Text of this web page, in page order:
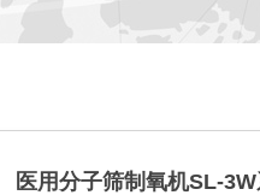
医用分子筛制氧机SL-